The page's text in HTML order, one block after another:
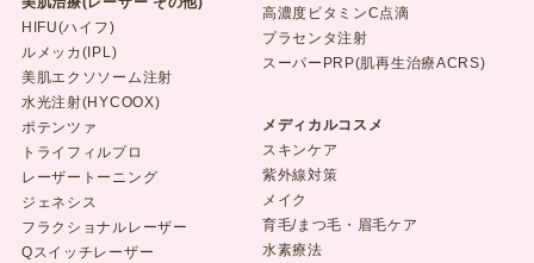
HIFU(ハイフ)
ルメッカ(IPL)
美肌エクソソーム注射
水光注射(HYCOOX)
ポテンツァ
トライフィルプロ
レーザートーニング
ジェネシス
フラクショナルレーザー
Qスイッチレーザー
高濃度ビタミンC点滴
プラセンタ注射
スーパーPRP(肌再生治療ACRS)
メディカルコスメ
スキンケア
紫外線対策
メイク
育毛/まつ毛・眉毛ケア
水素療法